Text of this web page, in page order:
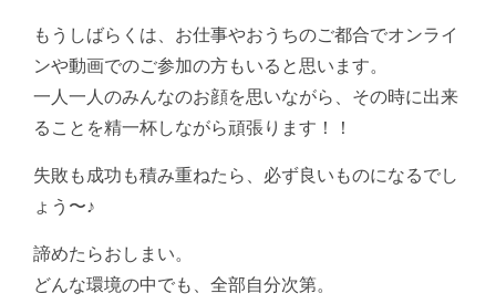
もうしばらくは、お仕事やおうちのご都合でオンライ
ンや動画でのご参加の方もいると思います。
一人一人のみんなのお顔を思いながら、その時に出来
ることを精一杯しながら頑張ります！！
失敗も成功も積み重ねたら、必ず良いものになるでし
ょう〜♪
諦めたらおしまい。
どんな環境の中でも、全部自分次第。